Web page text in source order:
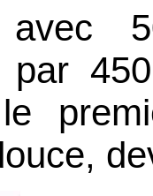
avec
par